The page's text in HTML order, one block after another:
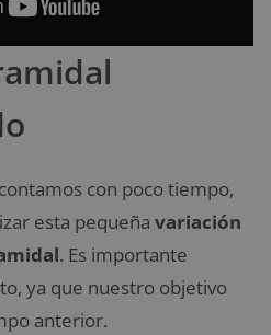
con poco tiempo,
esta pequeña variación
. Es importante
ya que nuestro objetivo
anterior.